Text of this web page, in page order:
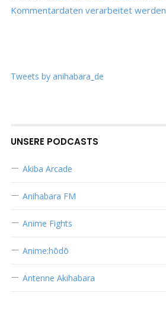
Kommentardaten verarbeitet werden
Tweets by anihabara_de
UNSERE PODCASTS
Akiba Arcade
Anihabara FM
Anime Fights
Anime:hōdō
Antenne Akihabara